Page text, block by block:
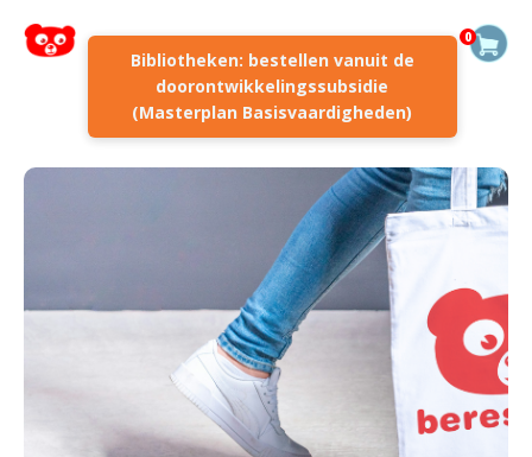
Bibliotheken: bestellen vanuit de
doorontwikkelingssubsidie
(Masterplan Basisvaardigheden)
0